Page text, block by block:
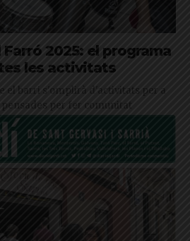
2025: el programa
les activitats
el barri s'omplirà d'activitats per a
pensades per fer comunitat